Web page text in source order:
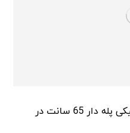
بیشترین کاربرد چهارپایه پلاستیکی پله دار 65 سانت در